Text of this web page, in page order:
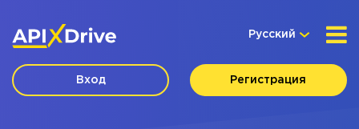
Русский
Вход Регистрация